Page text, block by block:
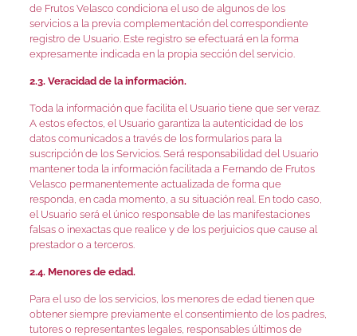
de Frutos Velasco condiciona el uso de algunos de los
servicios a la previa complementación del correspondiente
registro de Usuario. Este registro se efectuará en la forma
expresamente indicada en la propia sección del servicio.
2.3. Veracidad de la información.
Toda la información que facilita el Usuario tiene que ser veraz.
A estos efectos, el Usuario garantiza la autenticidad de los
datos comunicados a través de los formularios para la
suscripción de los Servicios. Será responsabilidad del Usuario
mantener toda la información facilitada a Fernando de Frutos
Velasco permanentemente actualizada de forma que
responda, en cada momento, a su situación real. En todo caso,
el Usuario será el único responsable de las manifestaciones
falsas o inexactas que realice y de los perjuicios que cause al
prestador o a terceros.
2.4. Menores de edad.
Para el uso de los servicios, los menores de edad tienen que
obtener siempre previamente el consentimiento de los padres,
tutores o representantes legales, responsables últimos de